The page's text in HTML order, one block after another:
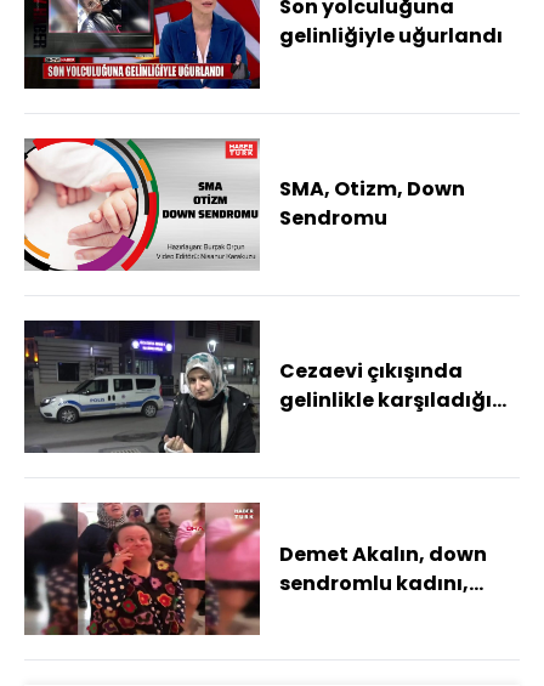
Son yolculuğuna
gelinliğiyle uğurlandı
SMA, Otizm, Down
Sendromu
Cezaevi çıkışında
gelinlikle karşıladığı
Demet Akalın, down
sendromlu kadını,
görüştürdü